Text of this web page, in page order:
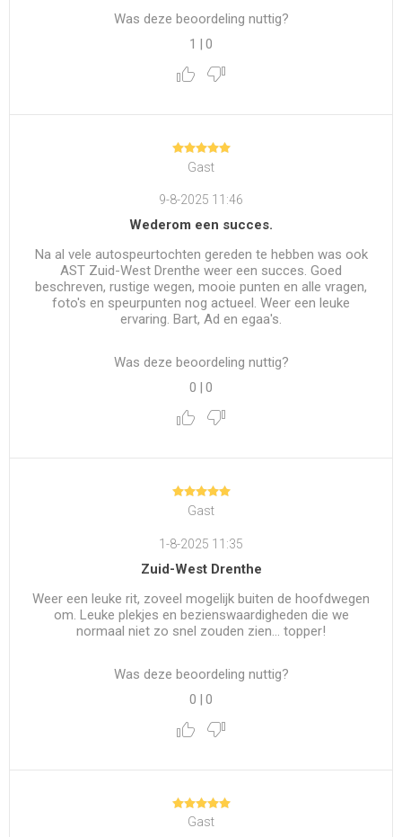
Was deze beoordeling nuttig?
1 | 0
Gast
9-8-2025 11:46
Wederom een succes.
Na al vele autospeurtochten gereden te hebben was ook
AST Zuid-West Drenthe weer een succes. Goed
beschreven, rustige wegen, mooie punten en alle vragen,
foto's en speurpunten nog actueel. Weer een leuke
ervaring. Bart, Ad en egaa's.
Was deze beoordeling nuttig?
0
0
Gast
1-8-2025 11:35
Zuid-West Drenthe
Weer een leuke rit, zoveel mogelijk buiten de hoofdwegen
om. Leuke plekjes en bezienswaardigheden die we
normaal niet zo snel zouden zien... topper!
Was deze beoordeling nuttig?
0 | 0
Gast